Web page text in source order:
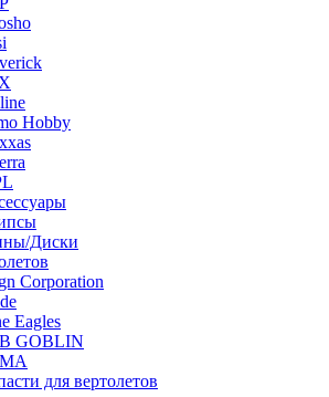
Hobby
Диски
Corporation
Eagles
GOBLIN
для вертолетов